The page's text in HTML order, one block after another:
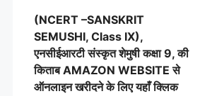
(NCERT –SANSKRIT
SEMUSHI, Class IX),
एनसीईआरटीसंस्कृत शेमुषीकक्षा 9, की
किताब AMAZON WEBSITE से
ऑनलाइन खरीदने के लिए यहाँ क्लिक